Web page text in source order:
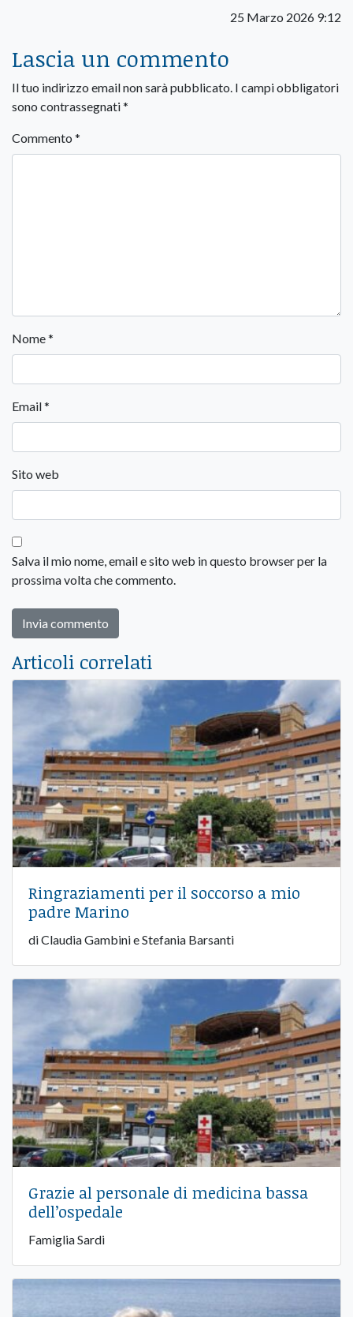
25 Marzo 2026 9:12
Lascia un commento
Il tuo indirizzo email non sarà pubblicato. I campi obbligatori
sono contrassegnati*
Commento *
Nome*
Email*
Sito web
Salva il mio nome, email e sito web in questo browser per la
prossima volta che commento.
Articoli correlati
Ringraziamenti per il soccorso a mio
padre Marino
di Claudia Gambini e Stefania Barsanti
Grazie al personale di medicina bassa
dell’ospedale
Famiglia Sardi